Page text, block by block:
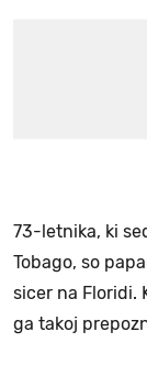
73-letnika, ki
Tobago, so
sicer na Floridi.
ga takoj